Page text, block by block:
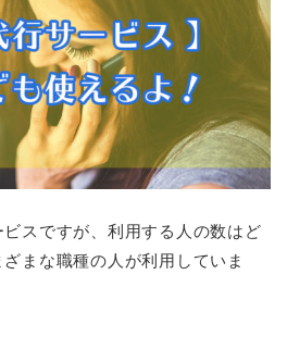
スですが、利用する人の数はど
まな職種の人が利用していま